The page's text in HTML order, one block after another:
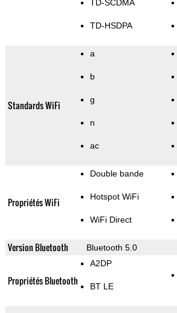
TD-SCDMA
TD-HSDPA
Standards WiFi
a
b
g
n
ac
Propriétés WiFi
Double bande
Hotspot WiFi
WiFi Direct
Version Bluetooth Bluetooth 5.0
Propriétés Bluetooth
A2DP
BT LE